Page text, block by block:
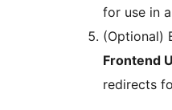
for use in
(Optional)
Frontend
redirects